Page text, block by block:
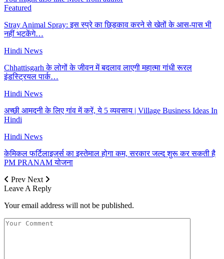
Featured
Stray Animal Spray: इस स्प्रे का छिड़काव करने से खेतों के आस-पास भी
नहीं भटकेंगे…
Hindi News
Chhattisgarh के लोगों के जीवन में बदलाव लाएगी महात्मा गांधी रूरल
इंडस्ट्रियल पार्क…
Hindi News
अच्छी आमदनी के लिए गांव में करें, ये 5 व्यवसाय | Village Business Ideas In
Hindi
Hindi News
केमिकल फर्टिलाइजर्स का इस्तेमाल होगा कम, सरकार जल्द शुरू कर सकती है
PM PRANAM योजना
Prev Next
Leave A Reply
Your email address will not be published.